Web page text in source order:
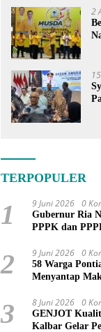
2
TERPOPULER
1 9 Juni 2026 0
Gubernur Ria
PPPK dan
2 9 Juni 2026 0
58 Warga
Menyantap
3 8 Juni 2026 0
GENJOT
Kalbar Gelar